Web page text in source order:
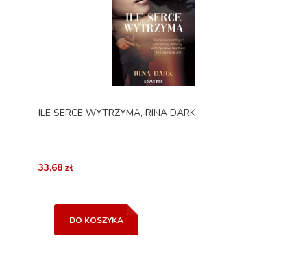
ILE SERCE WYTRZYMA, RINA DARK
33,68 zł
DO KOSZYKA